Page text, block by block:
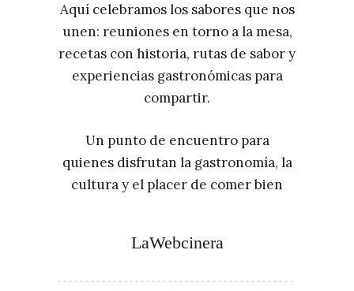
Aquí celebramos los sabores que nos
unen: reuniones en torno a la mesa,
recetas con historia, rutas de sabor y
experiencias gastronómicas para
compartir.
Un punto de encuentro para
quienes disfrutan la gastronomía, la
cultura y el placer de comer bien
LaWebcinera